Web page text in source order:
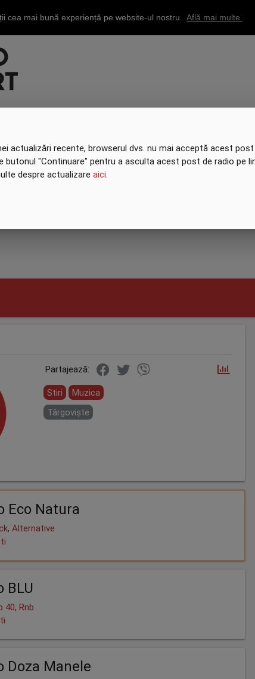
cea mai bună experiență pe website-ul nostru. Află mai multe.
Partajează:
actualizări recente, browserul dvs. nu mai acceptă acest
butonul "Continuare" pentru a asculta acest post de radio pe
despre actualizareaici
Stiri
Muzica
Târgoviște
Eco Natura
Alternative
BLU
40, Rnb
Doza Manele